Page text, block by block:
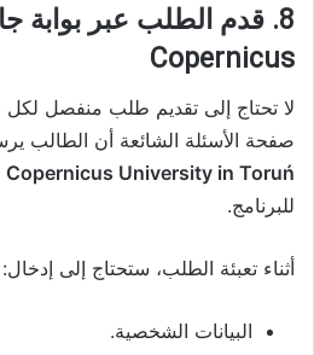
Copernicus
لا تحتاج إلى تقديم طلب منفصل
صفحة الأسئلة الشائعة أن الطالب
Copernicus University in Toruń
للبرنامج.
أثناء تعبئة الطلب، ستحتاج إلى إدخال:
البيانات الشخصية.